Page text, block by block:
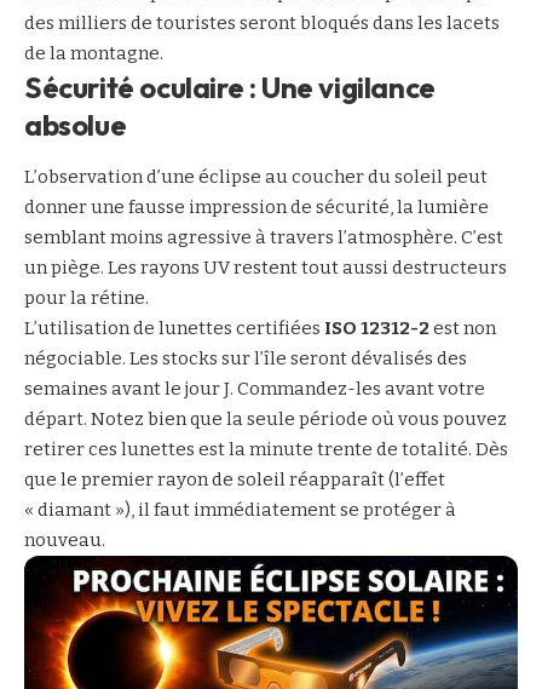
des milliers de touristes seront bloqués dans les lacets
de la montagne.
Sécurité oculaire : Une vigilance
absolue
L’observation d’une éclipse au coucher du soleil peut
donner une fausse impression de sécurité, la lumière
semblant moins agressive à travers l’atmosphère. C’est
un piège. Les rayons UV restent tout aussi destructeurs
pour la rétine.
L’utilisation de lunettes certifiées ISO 12312-2est non
négociable. Les stocks sur l’île seront dévalisés des
semaines avant le jour J. Commandez-les avant votre
départ. Notez bien que la seule période où vous pouvez
retirer ces lunettes est la minute trente de totalité. Dès
que le premier rayon de soleil réapparaît (l’effet
« diamant »), il faut immédiatement se protéger à
nouveau.